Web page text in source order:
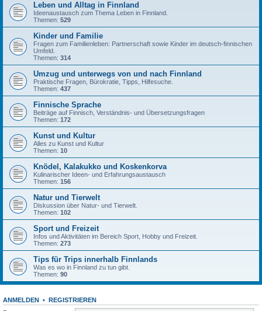
Leben und Alltag in Finnland
Ideenaustausch zum Thema Leben in Finnland.
Themen: 529
Kinder und Familie
Fragen zum Familienleben: Partnerschaft sowie Kinder im deutsch-finnischen
Umfeld.
Themen: 314
Umzug und unterwegs von und nach Finnland
Praktische Fragen, Bürokratie, Tipps, Hilfesuche.
Themen: 437
Finnische Sprache
Beiträge auf Finnisch, Verständnis- und Übersetzungsfragen
Themen: 172
Kunst und Kultur
Alles zu Kunst und Kultur
Themen: 10
Knödel, Kalakukko und Koskenkorva
Kulinarischer Ideen- und Erfahrungsaustausch
Themen: 156
Natur und Tierwelt
Diskussion über Natur- und Tierwelt.
Themen: 102
Sport und Freizeit
Infos und Aktivitäten im Bereich Sport, Hobby und Freizeit.
Themen: 273
Tips für Trips innerhalb Finnlands
Was es wo in Finnland zu tun gibt.
Themen: 90
ANMELDEN • REGISTRIEREN